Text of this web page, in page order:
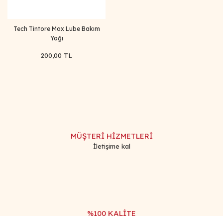
Tech Tintore Max Lube Bakım
Yağı
200,00 TL
MÜŞTERİ HİZMETLERİ
İletişime kal
%100 KALİTE